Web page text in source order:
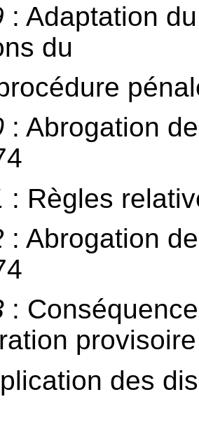
: Adaptation
du
: Abrogation
: Règles
: Abrogation
:
provisoire
des